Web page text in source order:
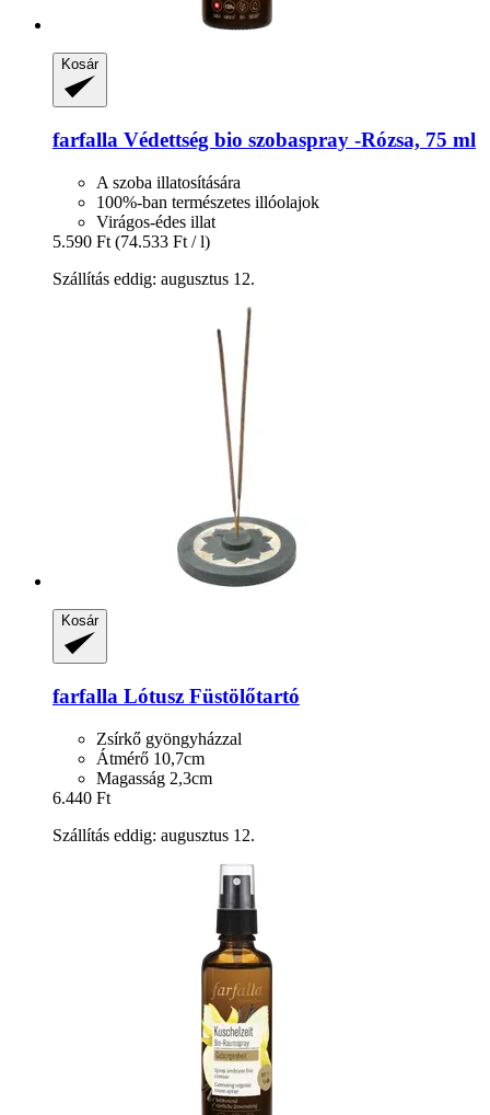
Kosár
farfalla Védettség bio szobaspray -​Rózsa, 75 ml
A szoba illatosítására
100%-ban természetes illóolajok
Virágos-édes illat
5.590 Ft (74.533 Ft / l)
Szállítás eddig: augusztus 12.
Kosár
farfalla Lótusz Füstölőtartó
Zsírkő gyöngyházzal
Átmérő 10,7cm
Magasság 2,3cm
6.440 Ft
Szállítás eddig: augusztus 12.